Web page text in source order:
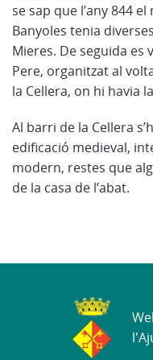
se sap que l’any 844
Banyoles tenia
Mieres. De seguida
Pere, organitzat al
la Cellera, on hi havia
Al barri de la Cellera
edificació medieval,
modern, restes que
de la casa de l’abat.